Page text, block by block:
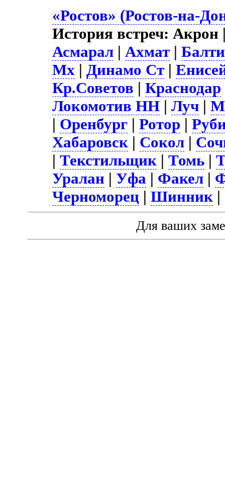
«Ростов» (Ростов-на-
История встреч:
Асмарал |Ахмат |
Мх |Динамо Ст |
Кр.Советов |Краснодар
Локомотив НН |Луч |
| Оренбург |Ротор |
Хабаровск | Сокол |
|Текстильщик |Томь |
Уралан |Уфа | Факел |
Черноморец |Шинник |
Для ваших